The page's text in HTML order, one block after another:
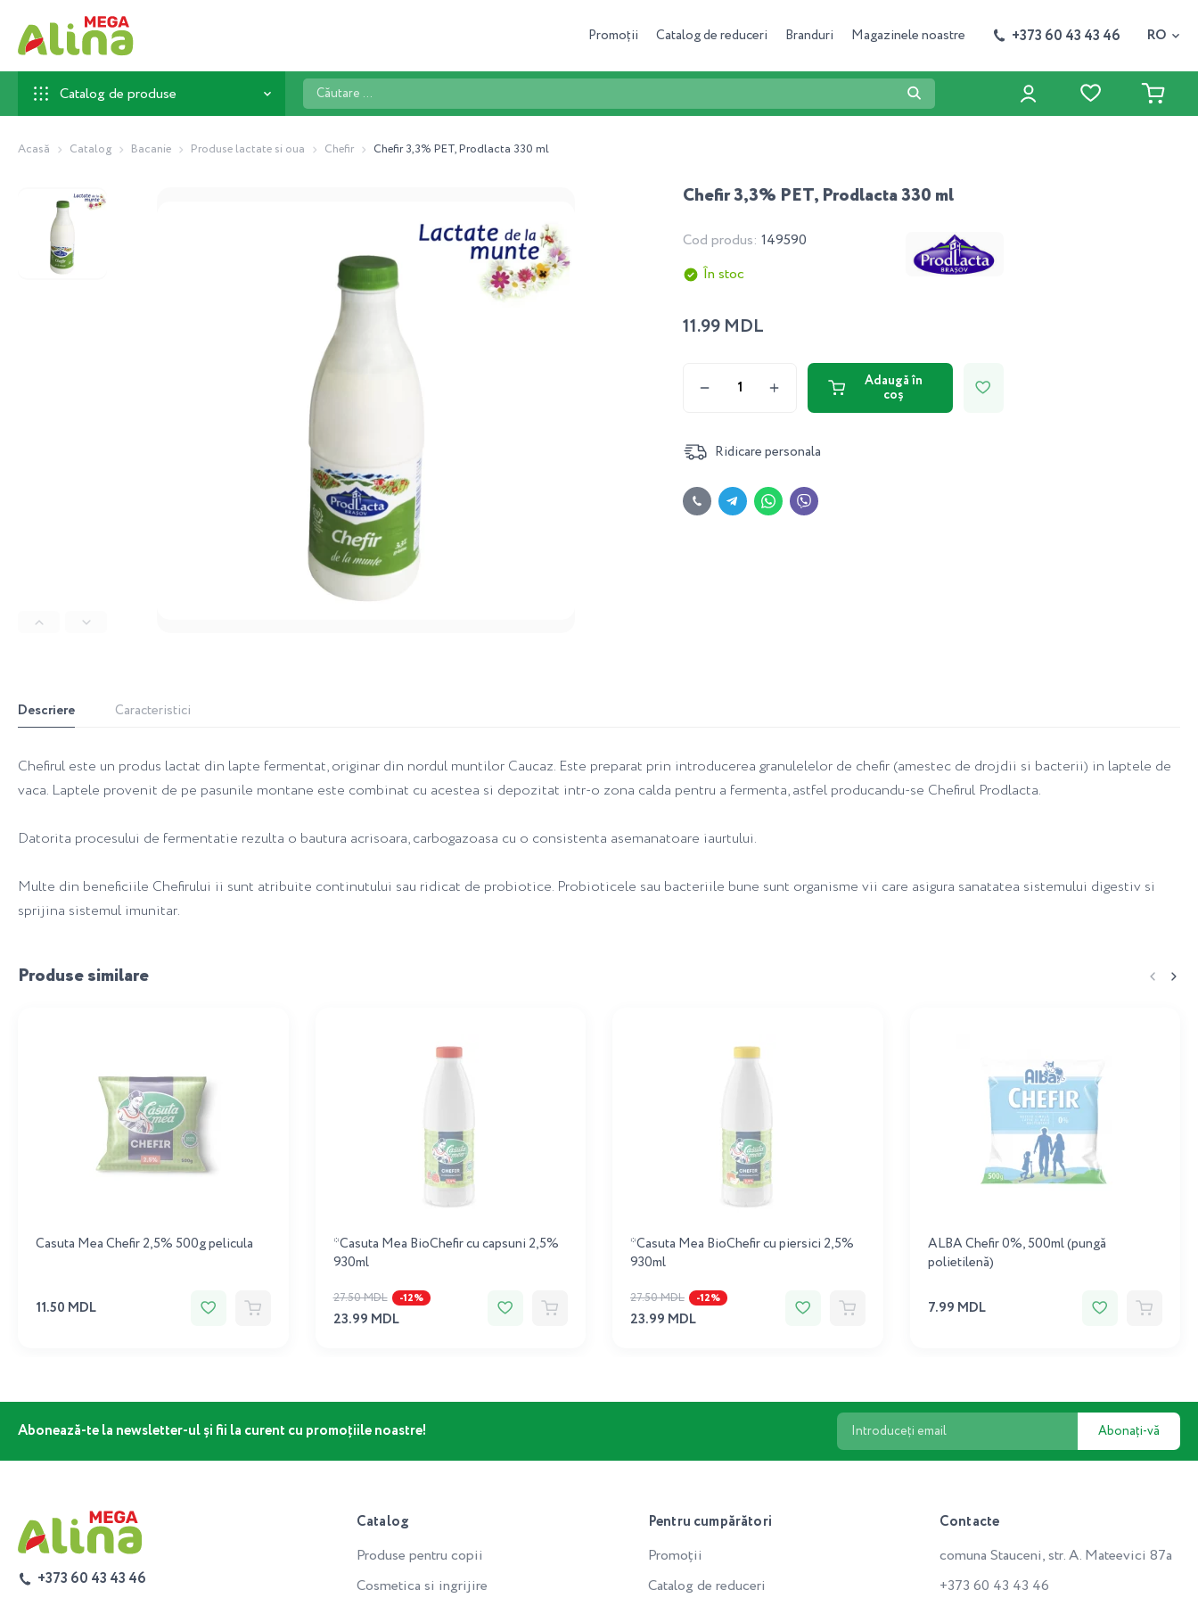
Promoții Catalog de reduceri Branduri Magazinele noastre +373 60 43 43 46 RO
Catalog de produse
Căutare
...
Acasă Catalog Bacanie Produse lactate si oua Chefir Chefir 3,3% PET, Prodlacta 330 ml
Chefir 3,3% PET, Prodlacta 330 ml
Cod produs: 149590
În stoc
11.99 MDL
Adaugă în
coș
Ridicare personala
Descriere Caracteristici
Chefirul este un produs lactat din lapte fermentat, originar din nordul muntilor Caucaz. Este preparat prin introducerea granulelelor de chefir (amestec de drojdii si bacterii) in laptele de
vaca. Laptele provenit de pe pasunile montane este combinat cu acestea si depozitat intr-o zona calda pentru a fermenta, astfel producandu-se Chefirul Prodlacta.
Datorita procesului de fermentatie rezulta o bautura acrisoara, carbogazoasa cu o consistenta asemanatoare iaurtului.
Multe din beneficiile Chefirului ii sunt atribuite continutului sau ridicat de probiotice. Probioticele sau bacteriile bune sunt organisme vii care asigura sanatatea sistemului digestiv si
sprijina sistemul imunitar.
Produse similare
Casuta Mea Chefir 2,5% 500g pelicula
11.50 MDL
*Casuta Mea BioChefir cu capsuni 2,5%
930ml
27.50 MDL -12%
23.99 MDL
*Casuta Mea BioChefir cu piersici 2,5%
930ml
27.50 MDL -12%
23.99 MDL
ALBA Chefir 0%, 500ml (pungă
polietilenă)
7.99 MDL
Abonează-te la newsletter-ul și fii la curent cu promoțiile noastre! Abonați-vă
+373 60 43 43 46
Catalog
Produse pentru copii
Cosmetica si ingrijire
Pentru cumpărători
Promoții
Catalog de reduceri
Contacte
comuna Stauceni, str. A. Mateevici 87a
+373 60 43 43 46